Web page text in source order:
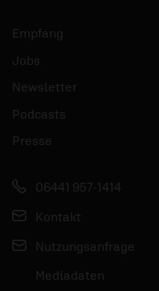
Empfang
Jobs
Newsletter
Podcasts
Presse
06441 957-1414
Kontakt
Nutzungsanfrage
Mediadaten